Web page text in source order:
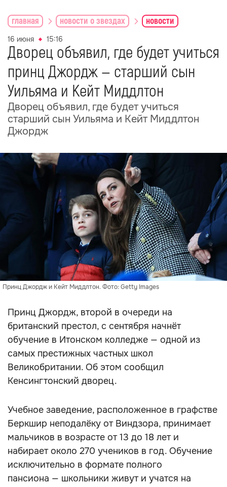
главная новости о звездах новости
16 июня 15:16
Дворец объявил, где будет учиться
принц Джордж — старший сын
Уильяма и Кейт Миддлтон
Дворец объявил, где будет учиться
старший сын Уильяма и Кейт Миддлтон
Джордж
Принц Джордж и Кейт Миддлтон. Фото: Getty Images
Принц Джордж, второй в очереди на
британский престол, с сентября начнёт
обучение в Итонском колледже — одной из
самых престижных частных школ
Великобритании. Об этом сообщил
Кенсингтонский дворец.
Учебное заведение, расположенное в графстве
Беркшир неподалёку от Виндзора, принимает
мальчиков в возрасте от 13 до 18 лет и
набирает около 270 учеников в год. Обучение
исключительно в формате полного
пансиона — школьники живут и учатся на